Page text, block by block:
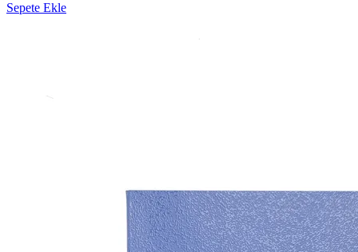
Sepete Ekle